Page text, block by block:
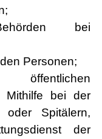
bei
Personen;
Mithilfe bei der
oder Spitälern,
der